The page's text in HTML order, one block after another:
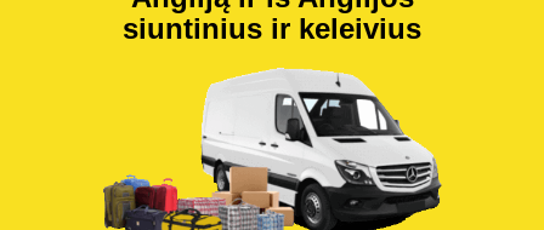
siuntinius ir keleivius